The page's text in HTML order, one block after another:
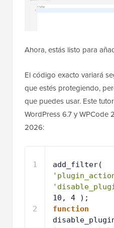
Ahora, estás listo para
El código exacto variará
que estés protegiendo,
que puedes usar. Este
WordPress 6.7 y WPCode
2026:
1
2
10, 4 );
function